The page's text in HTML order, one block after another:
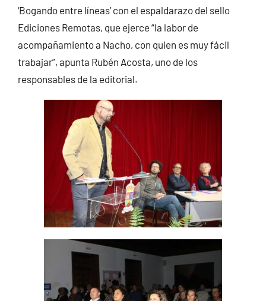
‘Bogando entre líneas’ con el espaldarazo del sello
Ediciones Remotas, que ejerce “la labor de
acompañamiento a Nacho, con quien es muy fácil
trabajar”, apunta Rubén Acosta, uno de los
responsables de la editorial.